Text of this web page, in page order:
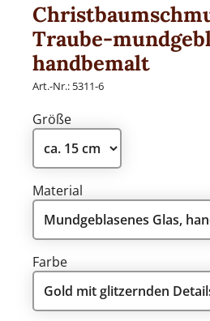
Weihnachtskugel
Only Natural
Traube-
handbemalt
Art.-Nr.: 5311-6
Größe
Material
Farbe